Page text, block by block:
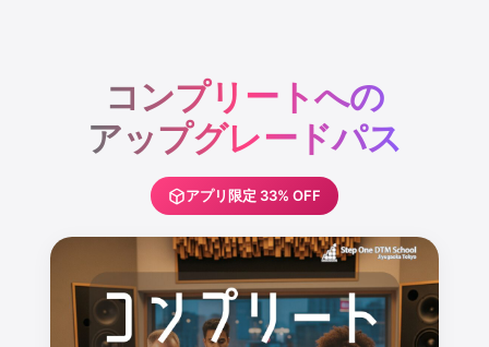
コンプリートへの
アップグレードパス
アプリ限定 33% OFF